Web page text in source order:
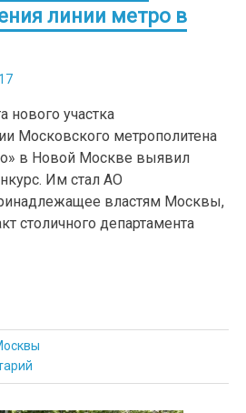
линии метро в
нового участка
Московского метрополитена
в Новой Москве выявил
Им стал АО
властям Москвы,
столичного департамента